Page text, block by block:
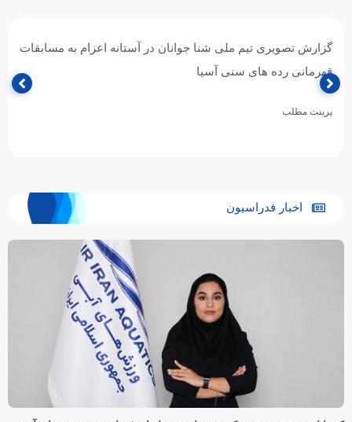
گزارش تصویری تیم ملی شیرجه جوانان در آستانه اعزام به
مسابقات قهرمانی رده های سنی آسیا
پرینت مطلب
اخبار فدراسیون